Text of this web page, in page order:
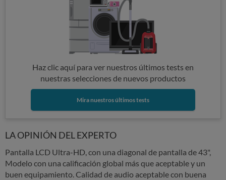
Haz clic aquí para ver nuestros últimos tests en
nuestras selecciones de nuevos productos
Mira nuestros últimos tests
LA OPINIÓN DEL EXPERTO
Pantalla LCD Ultra-HD, con una diagonal de pantalla de 43",
Modelo con una calificación global más que aceptable y un
buen equipamiento. Calidad de audio aceptable con buena